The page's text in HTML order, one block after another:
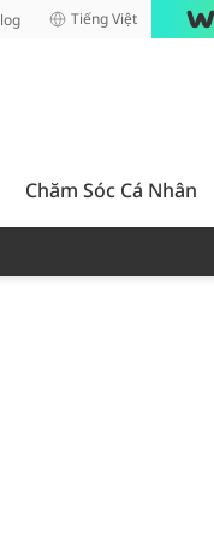
Tiếng Việt
Chăm Sóc Cá Nhân